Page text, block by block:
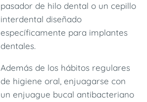
pasador de hilo dental o un cepillo
interdental diseñado
específicamente para implantes
dentales.
Además de los hábitos regulares
de higiene oral, enjuagarse con
un enjuague bucal antibacteriano